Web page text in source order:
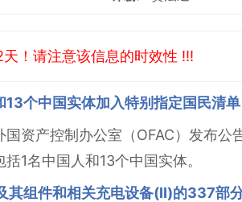
！请注意该信息的时效性 !!!
个中国实体加入特别指定国民清单
资产控制办公室（OFAC）发布公
1名中国人和13个中国实体。
其组件和相关充电设备(II)的337部